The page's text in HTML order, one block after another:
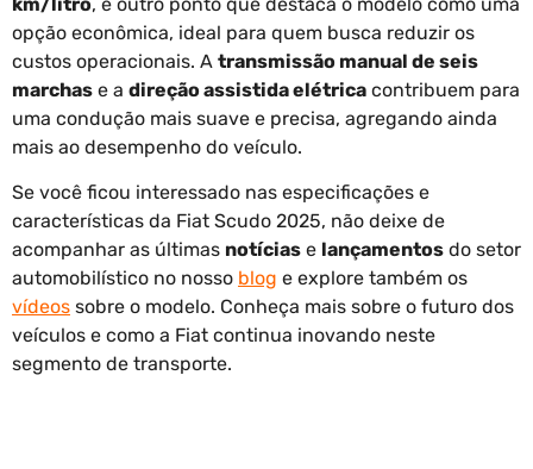
opção econômica, ideal para quem busca reduzir os
custos operacionais. A transmissão manual de seis
marchas e a direção assistida elétrica contribuem para
uma condução mais suave e precisa, agregando ainda
mais ao desempenho do veículo.
Se você ficou interessado nas especificações e
características da Fiat Scudo 2025, não deixe de
acompanhar as últimas notícias e lançamentos do setor
automobilístico no nosso blog e explore também os
vídeos sobre o modelo. Conheça mais sobre o futuro dos
veículos e como a Fiat continua inovando neste
segmento de transporte.